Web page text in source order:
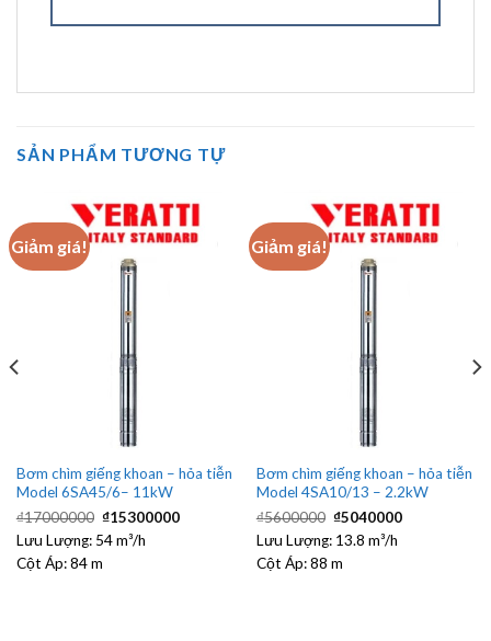
SẢN PHẨM TƯƠNG TỰ
Giảm giá!
Bơm chìm giếng khoan – hỏa tiễn
Model 6SA45/6– 11kW
₫17000000 Giá
gốc
là:
₫15300000Giá
hiện
₫15300000.
Lưu Lượng: 54 m³/h
Cột Áp:84 m
Giảm giá!
Bơm chìm giếng khoan – hỏa tiễn
Model 4SA10/13 – 2.2kW
₫5600000 Giá
gốc
là:
₫5040000Giá
hiện
Lưu Lượng: 13.8 m³/h
Cột Áp:88 m